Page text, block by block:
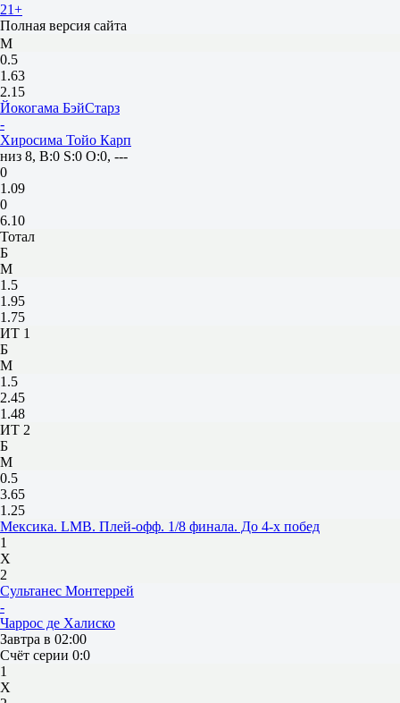
ИТ 2
Б
М
0.5
1.63
2.15
Йокогама БэйСтарз
-
Хиросима Тойо Карп
низ 8, B:0 S:0 O:0, ---
0
1.09
0
6.10
Тотал
Б
М
1.5
1.95
1.75
ИТ 1
Б
М
1.5
2.45
1.48
ИТ 2
Б
М
0.5
3.65
1.25
Мексика. LMB. Плей-офф. 1/8 финала. До 4-х побед
1
Х
2
Сультанес Монтеррей
-
Чаррос де Халиско
Завтра в 02:00
Счёт серии 0:0
1
Х
21+
Полная версия сайта